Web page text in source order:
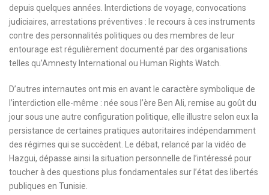
depuis quelques années. Interdictions de voyage, convocations
judiciaires, arrestations préventives : le recours à ces instruments
contre des personnalités politiques ou des membres de leur
entourage est régulièrement documenté par des organisations
telles qu’Amnesty International ou Human Rights Watch.
D’autres internautes ont mis en avant le caractère symbolique de
l’interdiction elle-même : née sous l’ère Ben Ali, remise au goût du
jour sous une autre configuration politique, elle illustre selon eux la
persistance de certaines pratiques autoritaires indépendamment
des régimes qui se succèdent. Le débat, relancé par la vidéo de
Hazgui, dépasse ainsi la situation personnelle de l’intéressé pour
toucher à des questions plus fondamentales sur l’état des libertés
publiques en Tunisie.